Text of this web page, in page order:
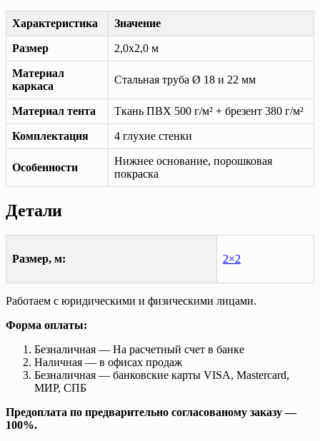
Характеристика Значение
Размер 2,0х2,0 м
Материал
каркаса
Стальная труба Ø 18 и 22 мм
Материал тента Ткань ПВХ 500 г/м² + брезент 380 г/м²
Комплектация 4 глухие стенки
Особенности
Нижнее основание, порошковая
покраска
Детали
Размер, м: 2×2
Работаем с юридическими и физическими лицами.
Форма оплаты:
Безналичная — На расчетный счет в банке
Наличная — в офисах продаж
Безналичная — банковские карты VISA, Mastercard,
МИР, СПБ
Предоплата по предварительно согласованому заказу —
100%.